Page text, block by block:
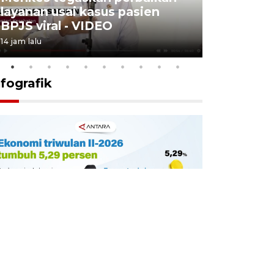
layanan usai kasus pasien
BPJS viral - VIDEO
14 jam lalu